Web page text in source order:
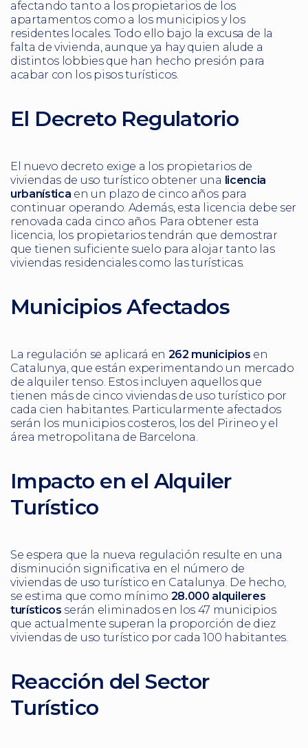
afectando tanto a los propietarios de los
apartamentos como a los municipios y los
residentes locales. Todo ello bajo la excusa de la
falta de vivienda, aunque ya hay quien alude a
distintos lobbies que han hecho presión para
acabar con los pisos turísticos.
El Decreto Regulatorio
El nuevo decreto exige a los propietarios de
viviendas de uso turístico obtener una licencia
urbanística en un plazo de cinco años para
continuar operando. Además, esta licencia debe ser
renovada cada cinco años. Para obtener esta
licencia, los propietarios tendrán que demostrar
que tienen suficiente suelo para alojar tanto las
viviendas residenciales como las turísticas.
Municipios Afectados
La regulación se aplicará en 262 municipios en
Catalunya, que están experimentando un mercado
de alquiler tenso. Estos incluyen aquellos que
tienen más de cinco viviendas de uso turístico por
cada cien habitantes. Particularmente afectados
serán los municipios costeros, los del Pirineo y el
área metropolitana de Barcelona.
Impacto en el Alquiler
Turístico
Se espera que la nueva regulación resulte en una
disminución significativa en el número de
viviendas de uso turístico en Catalunya. De hecho,
se estima que como mínimo 28.000 alquileres
turísticos serán eliminados en los 47 municipios
que actualmente superan la proporción de diez
viviendas de uso turístico por cada 100 habitantes.
Reacción del Sector
Turístico